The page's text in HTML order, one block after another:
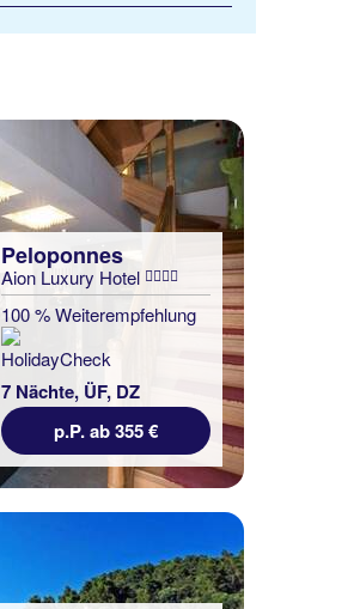
Peloponnes
Aion Luxury Hotel
100 % Weiterempfehlung
7 Nächte, ÜF, DZ
p.P. ab 355 €